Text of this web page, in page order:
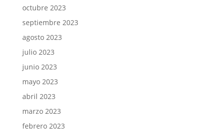
octubre 2023
septiembre 2023
agosto 2023
julio 2023
junio 2023
mayo 2023
abril 2023
marzo 2023
febrero 2023